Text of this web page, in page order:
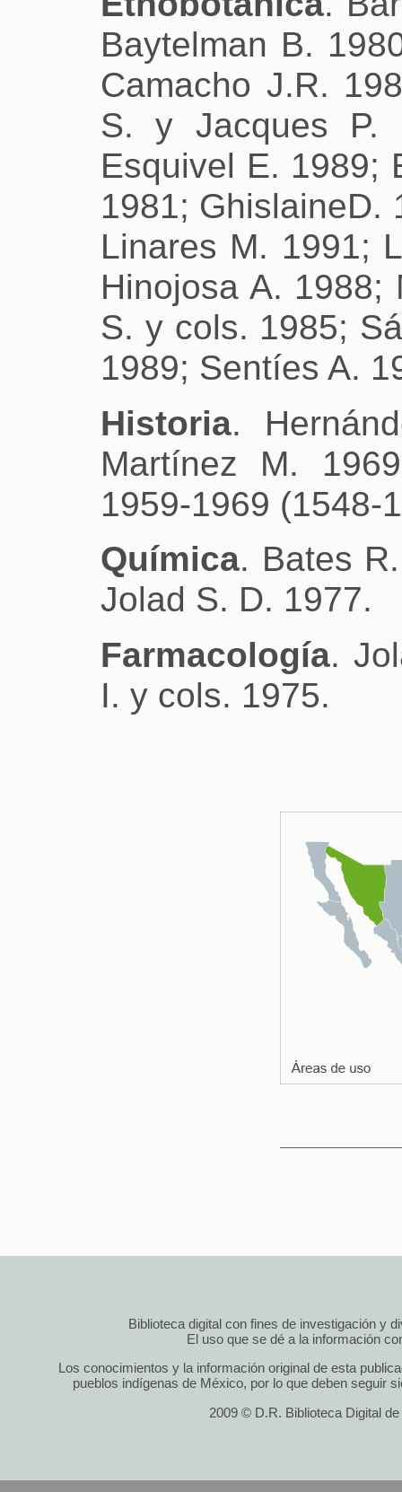
Baytelman B.
Camacho J.R.
S. y Jacques P.
Esquivel E. 1989;
1981; GhislaineD.
Linares M. 1991;
Hinojosa A. 1988;
S. y cols. 1985;
1989; Sentíes A.
Historia.
Martínez M.
1959-1969 (1548-
Química. Bates
Jolad S. D. 1977.
Farmacología.
I. y cols. 1975.
Biblioteca digital con fines de investigación y
El uso que se dé a la información
Los conocimientos y la información original de esta
pueblos indígenas de México, por lo que deben seguir
2009 © D.R. Biblioteca Digital